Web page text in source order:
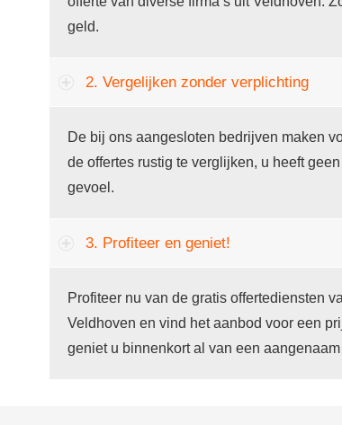
geld.
2. Vergelijken zonder verplichting
De bij ons aangesloten bedrijven maken
de offertes rustig te verglijken, u heeft
gevoel.
3. Profiteer en geniet!
Profiteer nu van de gratis offertediensten
Veldhoven en vind het aanbod voor een
geniet u binnenkort al van een